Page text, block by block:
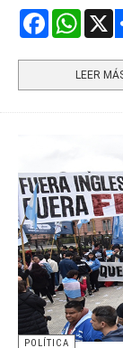
Facebook
LEER
POLÍTICA